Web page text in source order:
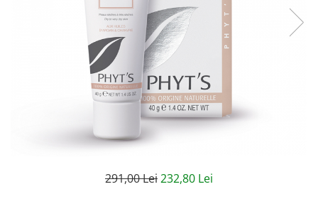
Creme bio anti-poluare
Creme bio piele grasă acneică
291,00 Lei232,80 Lei